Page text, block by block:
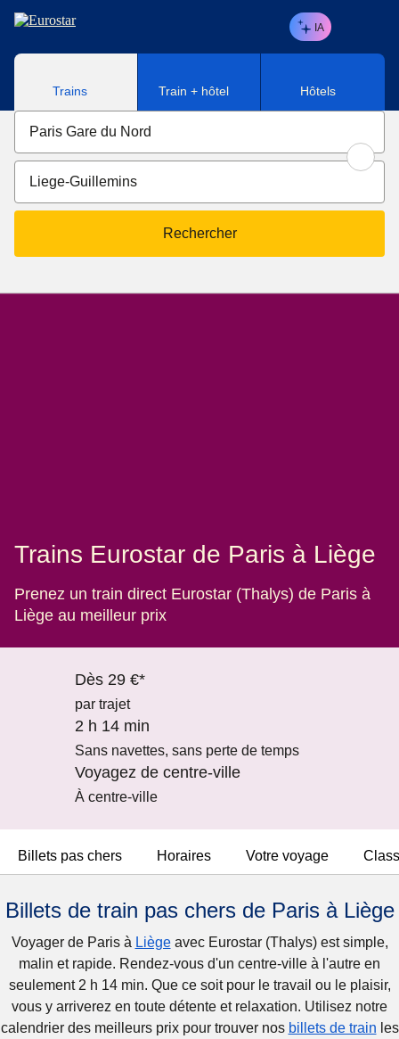
Aller au contenu principal
IA
Trains Train + hôtel Hôtels
Rechercher
Trains Eurostar de Paris à Liège
Prenez un train direct Eurostar (Thalys) de Paris à
Liège au meilleur prix
Dès 29 €*
par trajet
2 h 14 min
Sans navettes, sans perte de temps
Voyagez de centre-ville
À centre-ville
Billets pas chers Horaires Votre voyage
Billets de train pas chers de Paris à Liège
Voyager de Paris à Liègeavec Eurostar (Thalys) est simple,
malin et rapide. Rendez-vous d'un centre-ville à l'autre en
seulement 2 h 14 min. Que ce soit pour le travail ou le plaisir,
vous y arriverez en toute détente et relaxation. Utilisez notre
calendrier des meilleurs prix pour trouver nos billets de train les